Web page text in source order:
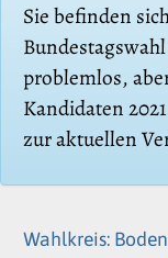
Sie befinden
problemlos,
Kandidaten
zur aktuellen
Wahlkreis: